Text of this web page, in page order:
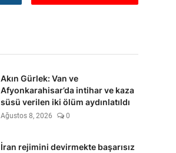
Akın Gürlek: Van ve
Afyonkarahisar’da intihar ve kaza
süsü verilen iki ölüm aydınlatıldı
Ağustos 8, 2026 0
İran rejimini devirmekte başarısız